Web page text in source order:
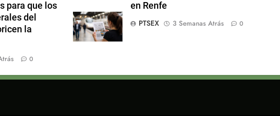
para que los
del
la
0
en Renfe
PTSEX
3 Semanas Atrás 0